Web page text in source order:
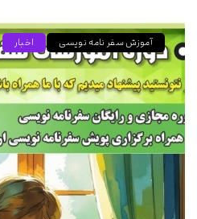
آموزش سفر نامه نویسی اخبار